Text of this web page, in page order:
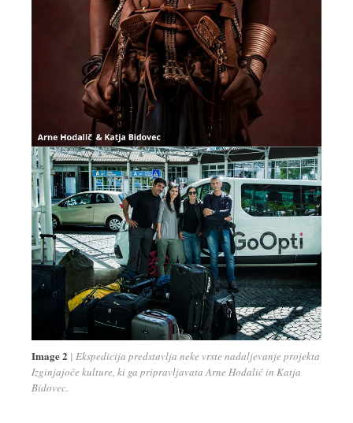
Image 2
Ekspedicija predstavlja neke vrste nadaljevanje projekta
Izginjajoče kulture, ki ga pripravljavata Arne Hodalič in Katja
Bidovec.